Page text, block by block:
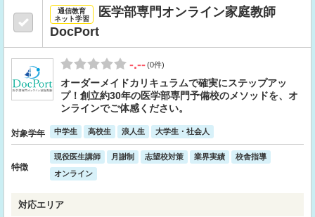
通信教育
ネット学習
医学部専門オンライン家庭教師
DocPort
-.--(0件)
オーダーメイドカリキュラムで確実にステップアッ
プ！創立約30年の医学部専門予備校のメソッドを、オ
ンラインでご体感ください。
対象学年 中学生 高校生 浪人生 大学生・社会人
特徴
現役医生講師 月謝制 志望校対策 業界実績
校舎指導
オンライン
対応エリア